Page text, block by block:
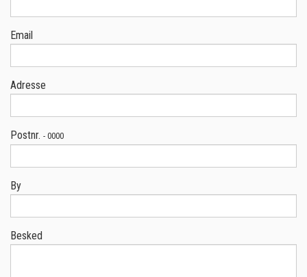
Email
Adresse
Postnr. - 0000
By
Besked